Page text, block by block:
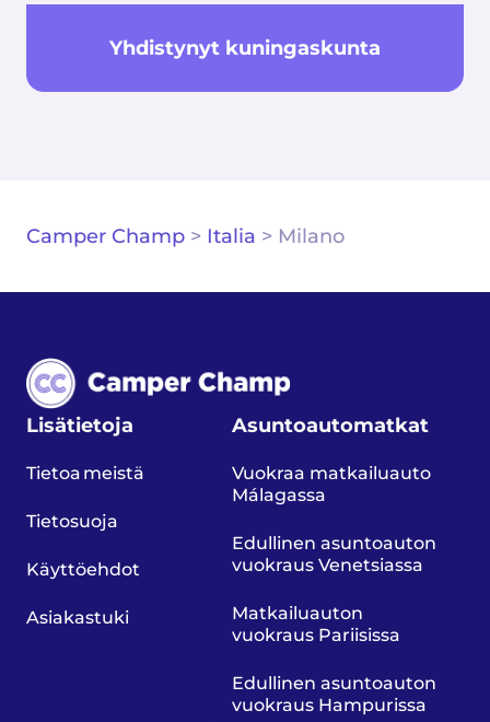
Yhdistynyt kuningaskunta
Camper Champ > Italia > Milano
Lisätietoja
Tietoa meistä
Tietosuoja
Käyttöehdot
Asiakastuki
Asuntoautomatkat
Vuokraa matkailuauto
Málagassa
Edullinen asuntoauton
vuokraus Venetsiassa
Matkailuauton
vuokraus Pariisissa
Edullinen asuntoauton
vuokraus Hampurissa